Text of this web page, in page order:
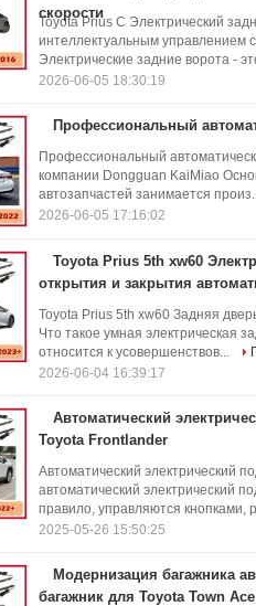
скорости
Toyota Prius C Электрический
интеллектуальным управлением
Электрические задние ворота -
2026-06-05 18:30:19
Профессиональный
Профессиональный
компании Dongguan KaiMiao
автозапчастей занимается
2026-06-05 17:16:02
Toyota Prius 5th xw60
открытия и закрытия
Toyota Prius 5th xw60 Задняя
Что такое умная электрическая
относится к усовершенствов...
2026-06-04 16:39:17
Автоматический
Toyota Frontlander
Автоматический электрический
автоматический электрический
правило, управляются кнопками,
2025-05-26 15:50:25
Модернизация багажника
багажник для Toyota Town